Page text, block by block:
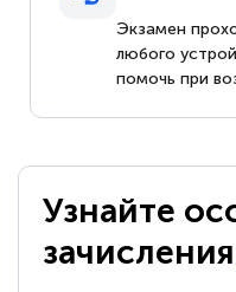
Экзамен
любого
помочь при
Узнайте